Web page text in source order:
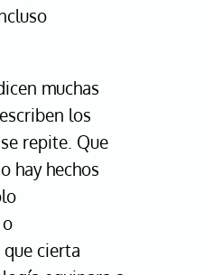
muchas
los
repite. Que
hay hechos
cierta